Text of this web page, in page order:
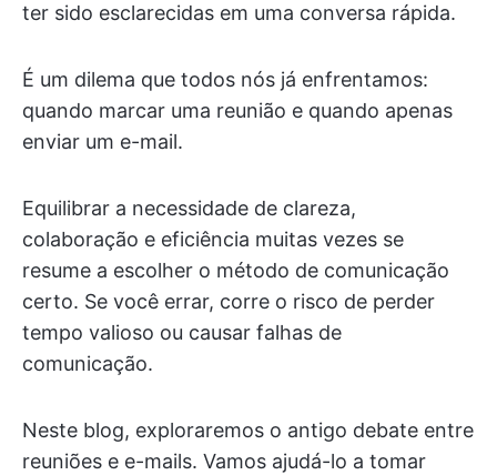
ter sido esclarecidas em uma conversa rápida.
É um dilema que todos nós já enfrentamos:
quando marcar uma reunião e quando apenas
enviar um e-mail.
Equilibrar a necessidade de clareza,
colaboração e eficiência muitas vezes se
resume a escolher o método de comunicação
certo. Se você errar, corre o risco de perder
tempo valioso ou causar falhas de
comunicação.
Neste blog, exploraremos o antigo debate entre
reuniões e e-mails. Vamos ajudá-lo a tomar